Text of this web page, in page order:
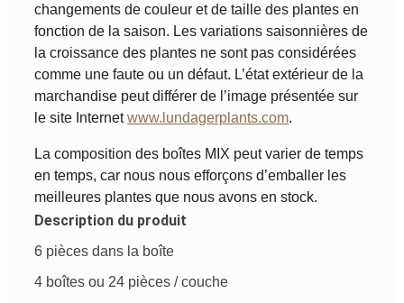
changements de couleur et de taille des plantes en
fonction de la saison. Les variations saisonnières de
la croissance des plantes ne sont pas considérées
comme une faute ou un défaut. L’état extérieur de la
marchandise peut différer de l’image présentée sur
le site Internetwww.lundagerplants.com.
La composition des boîtes MIX peut varier de temps
en temps, car nous nous efforçons d’emballer les
meilleures plantes que nous avons en stock.
Description du produit
6 pièces dans la boîte
4 boîtes ou 24 pièces / couche